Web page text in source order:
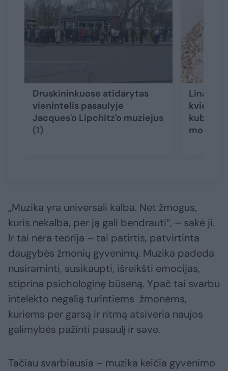
Druskininkuose atidarytas
vienintelis pasaulyje
Jacques'o Lipchitz'o muziejus
(1)
Lina
kvies iš
kubų
„Muzika yra universali kalba. Net žmogus,
kuris nekalba, per ją gali bendrauti“, – sakė ji.
Ir tai nėra teorija – tai patirtis, patvirtinta
daugybės žmonių gyvenimų. Muzika padeda
nusiraminti, susikaupti, išreikšti emocijas,
stiprina psichologinę būseną. Ypač tai svarbu
intelekto negalią turintiems žmonėms,
kuriems per garsą ir ritmą atsiveria naujos
galimybės pažinti pasaulį ir save.
Tačiau svarbiausia – muzika keičia gyvenimo